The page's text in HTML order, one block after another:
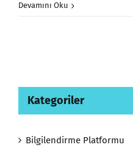
Devamını Oku
Kategoriler
Bilgilendirme Platformu